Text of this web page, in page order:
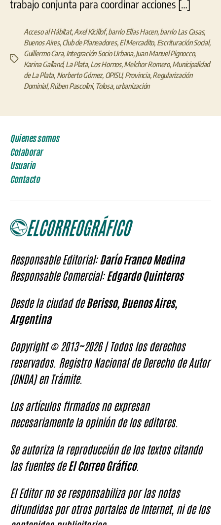
trabajo conjunta para coordinar acciones […]
Etiquetas
Acceso al Hábitat, Axel Kicillof,barrio Ellas Hacen, barrio Las Casas,
Buenos Aires, Club de Planeadores, El Mercadito, Escrituración Social,
Guillermo Cara, Integración Socio Urbana, Juan Manuel Pignocco,
Karina Galland,La Plata, Los Hornos, Melchor Romero, Municipalidad
de La Plata, Norberto Gómez, OPISU, Provincia, Regularización
Dominial,Rúben Pascolini, Tolosa, urbanización
Quienes somos
Colaborar
Usuario
Contacto
Responsable Editorial:Darío Franco Medina
Responsable Comercial:Edgardo Quinteros
Desde la ciudad deBerisso, Buenos Aires,
Argentina
Copyright © 2013~2026 | Todos los derechos
reservados. Registro Nacional de Derecho de Autor
(DNDA) en Trámite.
Los artículos firmados no expresan
necesariamente la opinión de los editores.
Se autoriza la reproducción de los textos citando
las fuentes deEl Correo Gráfico.
El Editor no se responsabiliza por las notas
difundidas por otros portales de Internet, ni de los